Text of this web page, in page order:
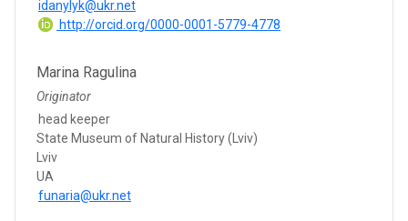
idanylyk@ukr.net
http://orcid.org/0000-0001-5779-4778
Marina Ragulina
Originator
head keeper
State Museum of Natural History (Lviv)
Lviv
UA
funaria@ukr.net